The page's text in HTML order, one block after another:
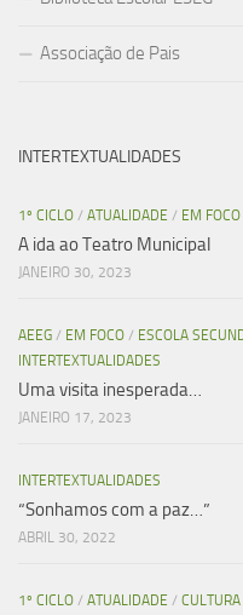
Associação de Pais
INTERTEXTUALIDADES
1º CICLO / ATUALIDADE / EM FOCO
A ida ao Teatro Municipal
JANEIRO 30, 2023
AEEG / EM FOCO / ESCOLA
INTERTEXTUALIDADES
Uma visita inesperada…
JANEIRO 17, 2023
INTERTEXTUALIDADES
“Sonhamos com a paz…”
ABRIL 30, 2022
1º CICLO / ATUALIDADE / CULTURA